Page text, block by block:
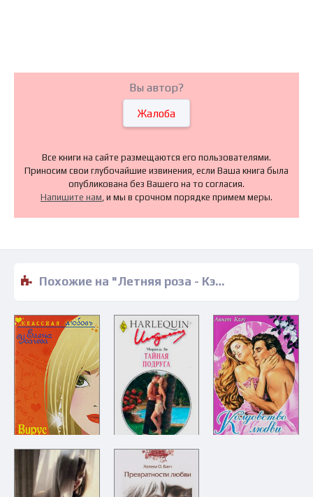
Вы автор?
Жалоба
Все книги на сайте размещаются его пользователями.
Приносим свои глубочайшие извинения, если Ваша книга была
опубликована без Вашего на то согласия.
Напишите нам , и мы в срочном порядке примем меры.
Похожие на "Летняя роза - Кэрол Дин" книги читать бесплатно полные версии